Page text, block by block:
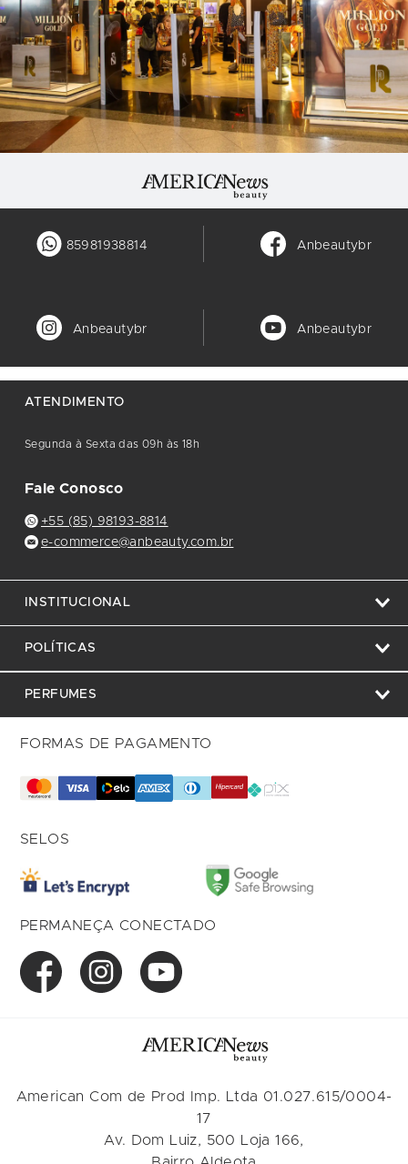
85981938814 Anbeautybr
Anbeautybr Anbeautybr
ATENDIMENTO
Segunda à Sexta das 09h às 18h
Fale Conosco
+55 (85) 98193-8814
e-commerce@anbeauty.com.br
INSTITUCIONAL
POLÍTICAS
PERFUMES
FORMAS DE PAGAMENTO
SELOS
PERMANEÇA CONECTADO
American Com de Prod Imp. Ltda 01.027.615/0004-
17
Av. Dom Luiz, 500 Loja 166,